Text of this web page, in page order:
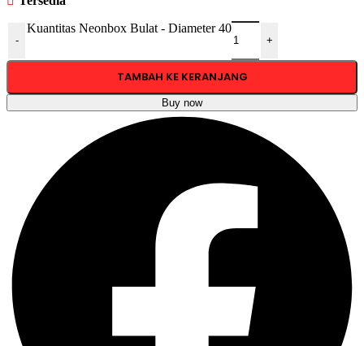
-
Kuantitas Neonbox Bulat - Diameter 40
+
TAMBAH KE KERANJANG
Buy now